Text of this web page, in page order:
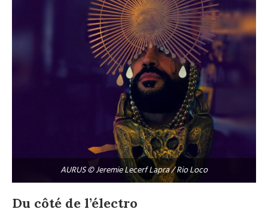
AURUS © Jeremie Lecerf Lapra / Rio Loco
Du côté de l’électro